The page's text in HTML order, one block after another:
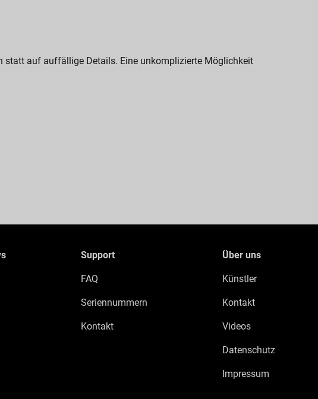
statt auf auffällige Details. Eine unkomplizierte Möglichkeit
Support
FAQ
Seriennummern
Kontakt
Über uns
Künstler
Kontakt
Videos
Datenschutz
Impressum